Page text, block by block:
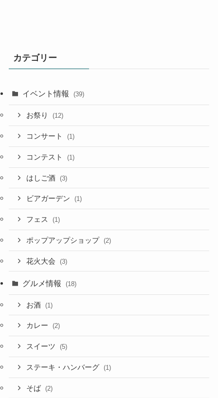
カテゴリー
イベント情報 (39)
お祭り (12)
コンサート (1)
コンテスト (1)
はしご酒 (3)
ビアガーデン (1)
フェス (1)
ポップアップショップ (2)
花火大会 (3)
グルメ情報 (18)
お酒 (1)
カレー (2)
スイーツ (5)
ステーキ・ハンバーグ (1)
そば (2)